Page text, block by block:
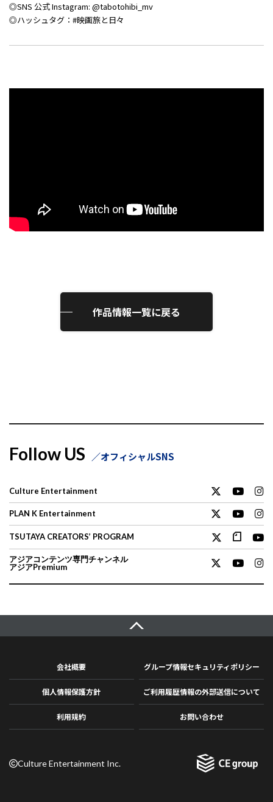
◎SNS 公式 Instagram: @tabotohibi_mv
◎ハッシュタグ：#映画旅と日々
作品情報一覧に戻る
Follow US オフィシャルSNS
Culture Entertainment
PLAN K Entertainment
TSUTAYA CREATORS’ PROGRAM
アジアコンテンツ専門チャンネル
アジアPremium
会社概要 グループ情報セキュリティポリシー
個人情報保護方針 ご利用履歴情報の外部送信について
利用規約 お問い合わせ
Culture Entertainment Inc.